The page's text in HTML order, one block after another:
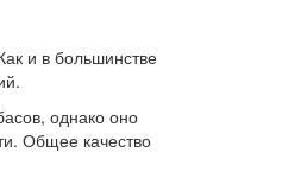
и в большинстве
однако оно
Общее качество